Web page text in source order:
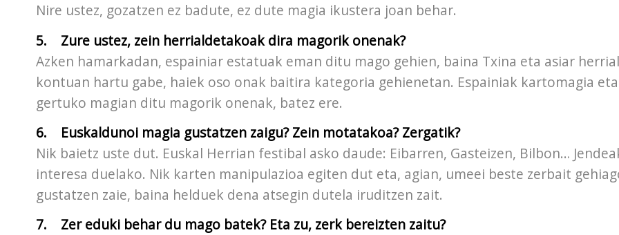
Nire ustez, gozatzen ez badute, ez dute magia ikustera joan behar.
5. Zure ustez, zein herrialdetakoak dira magorik onenak?
Azken hamarkadan, espainiar estatuak eman ditu mago gehien, baina Txina eta asiar
kontuan hartu gabe, haiek oso onak baitira kategoria gehienetan. Espainiak kartomagia eta
gertuko magian ditu magorik onenak, batez ere.
6. Euskaldunoi magia gustatzen zaigu? Zein motatakoa? Zergatik?
Nik baietz uste dut. Euskal Herrian festibal asko daude: Eibarren, Gasteizen, Bilbon…
interesa duelako. Nik karten manipulazioa egiten dut eta, agian, umeei beste zerbait
gustatzen zaie, baina helduek dena atsegin dutela iruditzen zait.
7. Zer eduki behar du mago batek? Eta zu, zerk bereizten zaitu?